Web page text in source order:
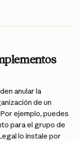
anular la
de un
ejemplo, puedes
para el grupo de
lo instale por